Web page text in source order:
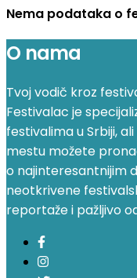
Nema podataka o
O nama
Tvoj vodič kroz
Festivalac je
festivalima u Srbiji,
mestu možete
o najinteresantnijim
neotkrivene
reportaže i pažljivo